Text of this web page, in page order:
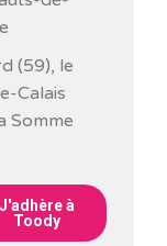
(59), le
Calais
Somme
J'adhère à
Toody